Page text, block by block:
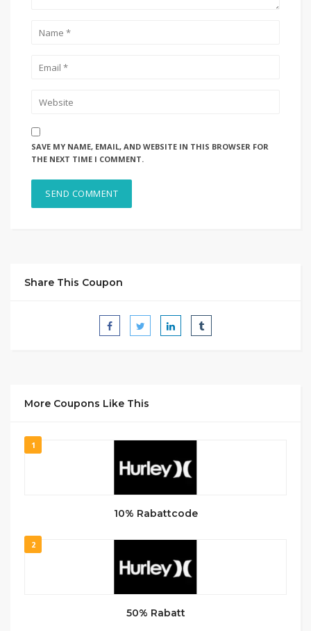
SAVE MY NAME, EMAIL, AND WEBSITE IN THIS BROWSER FOR
THE NEXT TIME I COMMENT.
Share This Coupon
More Coupons Like This
1
10% Rabattcode
2
50% Rabatt